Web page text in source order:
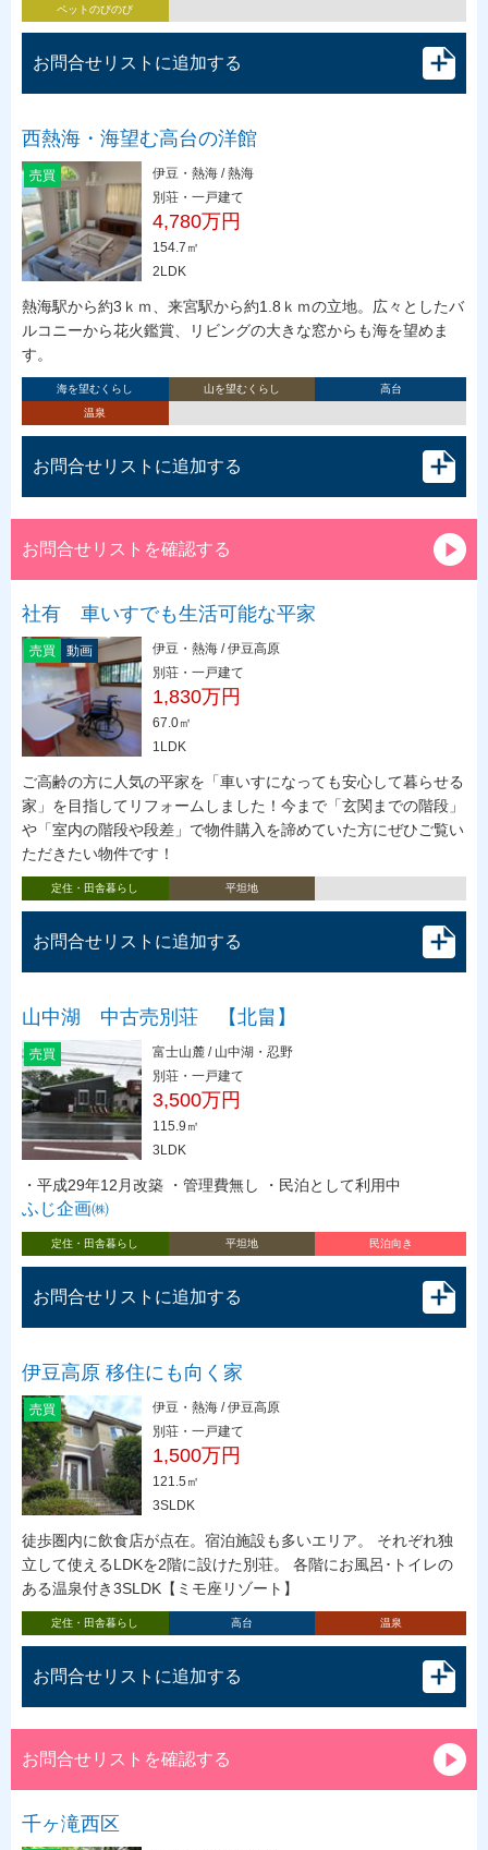
ペットのびのび
お問合せリストに追加する
西熱海・海望む高台の洋館
売買
伊豆・熱海 / 熱海
別荘・一戸建て
4,780万円
154.7㎡
2LDK
熱海駅から約3ｋｍ、来宮駅から約1.8ｋｍの立地。広々としたバ
ルコニーから花火鑑賞、リビングの大きな窓からも海を望めま
す。
海を望むくらし 山を望むくらし
高台
温泉
お問合せリストに追加する
お問合せリストを確認する
社有 車いすでも生活可能な平家
売買 動画
伊豆・熱海 / 伊豆高原
別荘・一戸建て
1,830万円
67.0㎡
1LDK
ご高齢の方に人気の平家を「車いすになっても安心して暮らせる
家」を目指してリフォームしました！今まで「玄関までの階段」
や「室内の階段や段差」で物件購入を諦めていた方にぜひご覧い
ただきたい物件です！
定住・田舎暮らし 平坦地
お問合せリストに追加する
山中湖 中古売別荘 【北畠】
売買
富士山麓 / 山中湖・忍野
別荘・一戸建て
3,500万円
115.9㎡
3LDK
・平成29年12月改築 ・管理費無し ・民泊として利用中
ふじ企画㈱
定住・田舎暮らし 平坦地 民泊向き
お問合せリストに追加する
伊豆高原 移住にも向く家
売買
伊豆・熱海 / 伊豆高原
別荘・一戸建て
1,500万円
121.5㎡
3SLDK
徒歩圏内に飲食店が点在。宿泊施設も多いエリア。 それぞれ独
立して使えるLDKを2階に設けた別荘。 各階にお風呂･トイレの
ある温泉付き3SLDK【ミモ座リゾート】
定住・田舎暮らし 高台 温泉
お問合せリストに追加する
お問合せリストを確認する
千ヶ滝西区